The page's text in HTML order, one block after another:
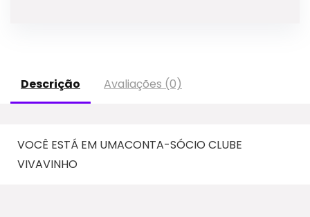
Descrição Avaliações (0)
VOCÊ ESTÁ EM UMACONTA-SÓCIO CLUBE
VIVAVINHO